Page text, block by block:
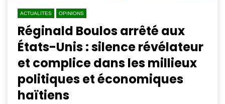
ACTUALITES OPINIONS
Réginald Boulos arrêté aux
États-Unis : silence révélateur
et complice dans les millieux
politiques et économiques
haïtiens